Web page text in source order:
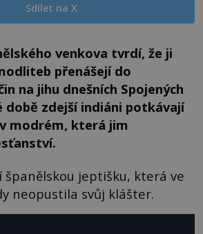
Sdílet na X
venkova tvrdí, že ji
přenášejí do
na jihu dnešních Spojených
době zdejší indiáni potkávají
modrém, která jim
španělskou jeptišku, která ve
neopustila svůj klášter.